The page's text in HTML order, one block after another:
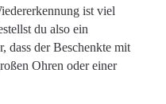
ist viel
du also ein
dass der Beschenkte mit
Ohren oder einer